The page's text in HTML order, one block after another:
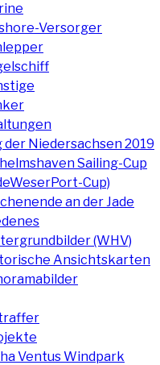
Versorger
der Niedersachsen 2019
Sailing-Cup
Cup)
an der Jade
(WHV)
Ansichtskarten
Ventus Windpark